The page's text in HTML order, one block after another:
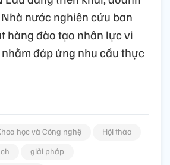
nước nghiên cứu ban
hàng đào tạo nhân lực vi
đáp ứng nhu cầu thực
học và Công nghệ
Hội thảo
giải pháp